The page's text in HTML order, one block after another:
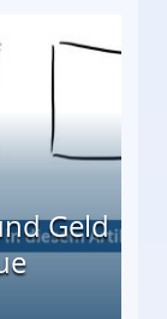
Geld